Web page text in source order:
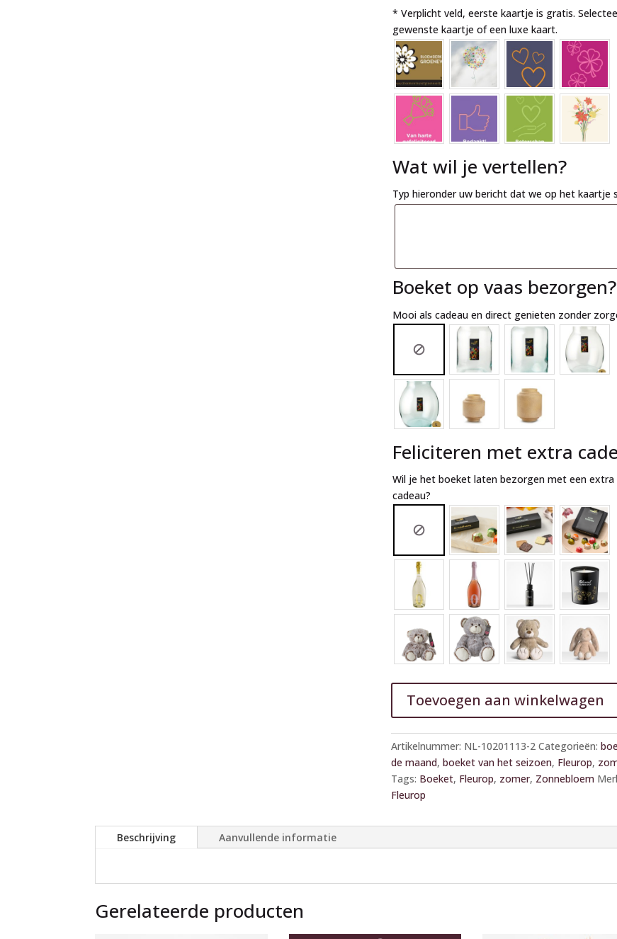
* Verplicht veld, eerste kaartje is gratis.
gewenste kaartje of een luxe kaart.
Wat wil je vertellen?
Typ hieronder uw bericht dat we op het kaartje
Boeket op vaas bezorgen?
Mooi als cadeau en direct genieten zonder
Feliciteren met extra
Wil je het boeket laten bezorgen met een extra
cadeau?
Toevoegen aan winkelwagen
l
t
e
r
a
Artikelnummer: NL-10201113-2 Categorieën:
de maand, boeket van het seizoen, Fleurop,
Tags: Boeket, Fleurop, zomer, Zonnebloem
Fleurop
Beschrijving Aanvullende informatie
Gerelateerde producten